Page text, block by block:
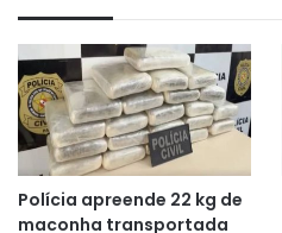
Polícia apreende 22 kg de
maconha transportada